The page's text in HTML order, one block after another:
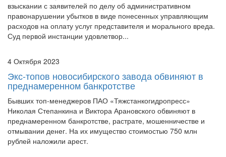
расходов на оплату услуг представителя и морального вреда.
Суд первой инстанции удовлетвор...
4 Октября 2023
преднамеренном банкротстве
Бывших топ-менеджеров ПАО «Тяжстанкогидропресс»
Николая Степанкина и Виктора Арановского обвиняют в
преднамеренном банкротстве, растрате, мошенничестве и
отмывании денег. На их имущество стоимостью 750 млн
рублей наложили арест.
4 Октября 2023